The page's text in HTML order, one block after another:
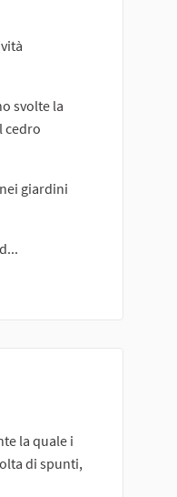
svolte la
cedro
giardini
la quale i
di spunti,